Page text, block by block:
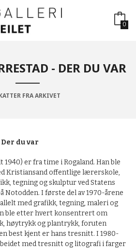
0
- DER DU VAR
FRA ARKIVET
Der du var
1940) er fra time i Rogaland. Han ble
Kristiansand offentlige lærerskole,
tegning og skulptur ved Statens
I første del av 1970-årene
med grafikk, tegning, maleri og
ble etter hvert konsentrert om
høytrykk og plantrykk, foruten
best kjent er hans tresnitt. I 1980-
med tresnitt og litografi i farger